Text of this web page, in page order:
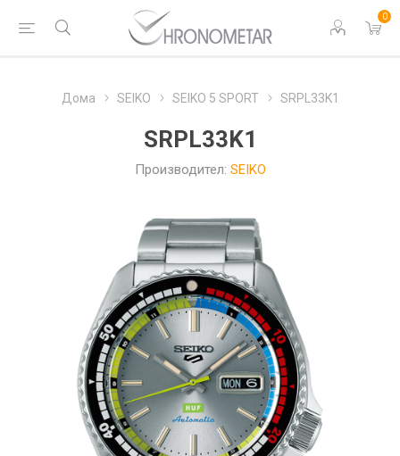
0
Дома SEIKO SEIKO 5 SPORT SRPL33K1
SRPL33K1
Производител: SEIKO